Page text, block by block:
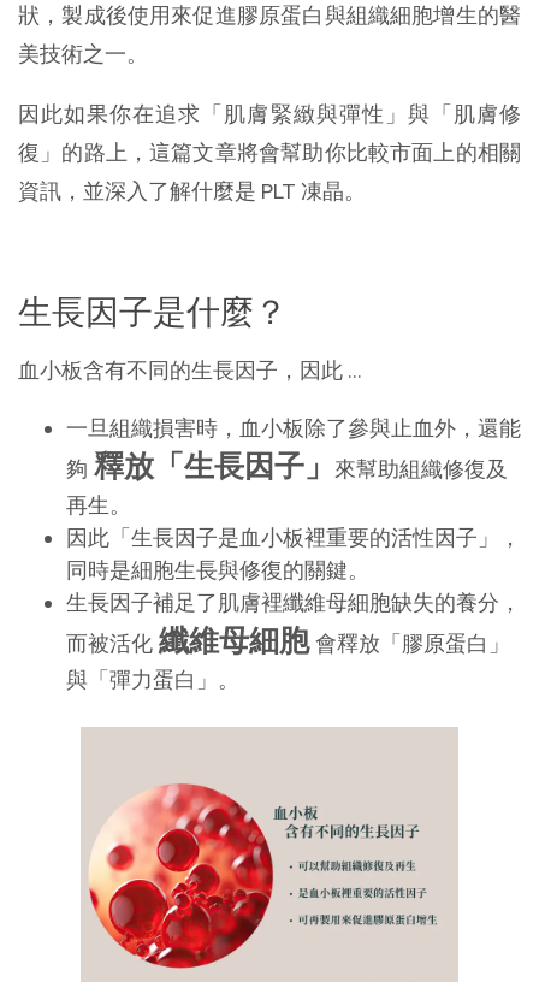
狀，製成後使用來促進膠原蛋白與組織細胞增生的醫
美技術之一。
因此如果你在追求「肌膚緊緻與彈性」與「肌膚修
復」的路上，這篇文章將會幫助你比較市面上的相關
資訊，並深入了解什麼是 PLT 凍晶。
生長因子是什麼？
血小板含有不同的生長因子，因此 …
一旦組織損害時，血小板除了參與止血外，還能
夠 釋放「生長因子」
來幫助組織修復及
再生。
因此「生長因子是血小板裡重要的活性因子」，
同時是細胞生長與修復的關鍵。
生長因子補足了肌膚裡纖維母細胞缺失的養分，
而被活化 纖維母細胞會釋放「膠原蛋白」
與「彈力蛋白」。